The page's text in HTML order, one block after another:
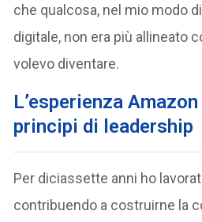
che qualcosa, nel mio modo
digitale, non era più allineato
volevo diventare.
L’esperienza
principi di leadership
Per diciassette anni ho
contribuendo a costruirne la